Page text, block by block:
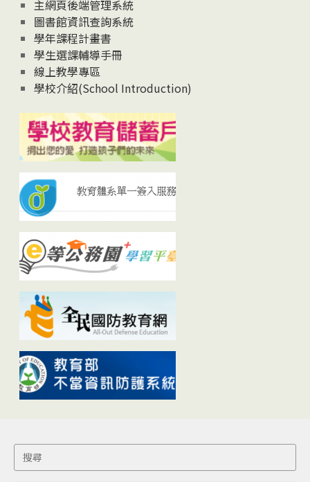
主網頁後端管理系統
圖書館資訊查詢系統
學年課程計畫書
學生選課輔導手冊
線上教學專區
學校介紹(School Introduction)
Search
for: